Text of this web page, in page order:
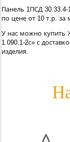
Панель 1ПСД 30.33.4-
по цене от 10 т.р. за
У нас можно купить
1.090.1-2с» с
изделия.